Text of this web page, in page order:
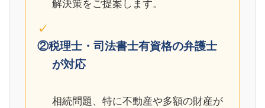
②税理士・司法書士有資格の弁護士
が対応
相続問題、特に不動産や多額の財産が